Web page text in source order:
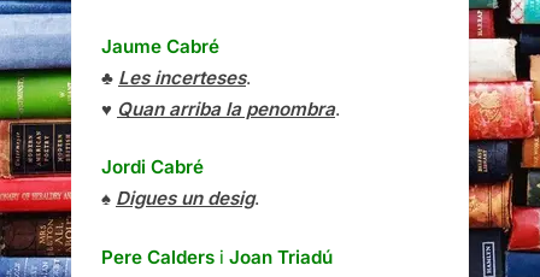
Jaume Cabré
♣ Les incerteses.
♥ Quan arriba la penombra.
Jordi Cabré
♠ Digues un desig.
Pere Calders i Joan Triadú